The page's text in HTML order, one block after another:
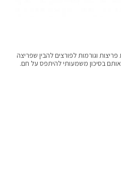
וגורמות לפורצים להבין שפריצה
בסיכון משמעותי להיתפס על חם.